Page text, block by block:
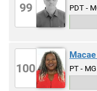
99 PDT -
100 PT - MG